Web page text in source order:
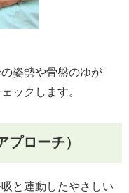
姿勢や骨盤のゆが
ックします。
ローチ）
と連動したやさしい